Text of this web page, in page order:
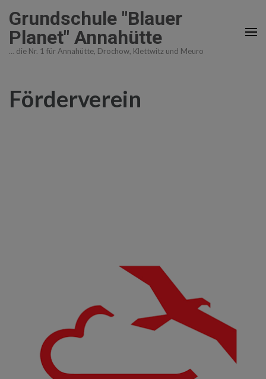
Inhalt
springen
(Enter
Grundschule "Blauer
Planet" Annahütte
… die Nr. 1 für Annahütte, Drochow, Klettwitz und Meuro
Förderverein